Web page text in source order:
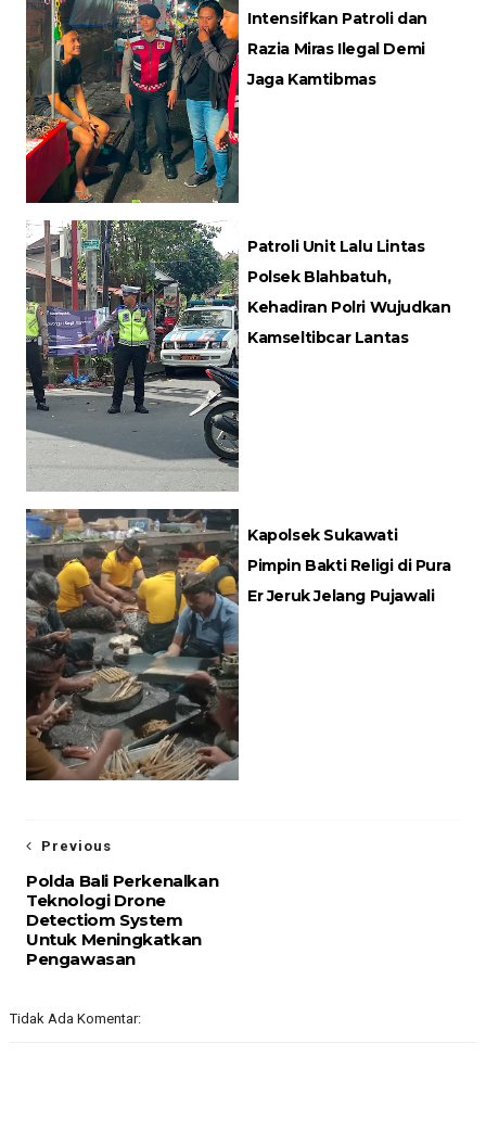
Intensifkan Patroli dan
Razia Miras Ilegal Demi
Jaga Kamtibmas
Patroli Unit Lalu Lintas
Polsek Blahbatuh,
Kehadiran Polri Wujudkan
Kamseltibcar Lantas
Kapolsek Sukawati
Pimpin Bakti Religi di Pura
Er Jeruk Jelang Pujawali
Previous
Polda Bali Perkenalkan
Teknologi Drone
Detectiom System
Untuk Meningkatkan
Pengawasan
Tidak Ada Komentar: